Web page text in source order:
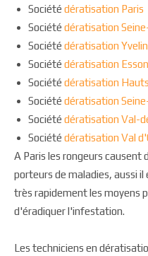
Société dératisation Paris
Société dératisation
Société dératisation
Société dératisation
Société dératisation
Société dératisation
Société dératisation Val-
Société dératisation Val
A Paris les rongeurs
porteurs de maladies, aussi
très rapidement les moyens
d'éradiquer l'infestation.
Les techniciens en